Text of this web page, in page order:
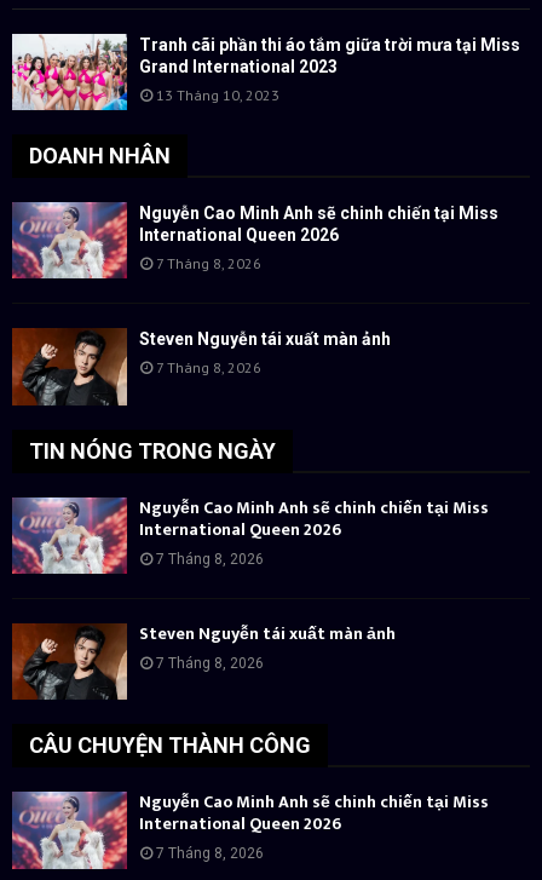
Tranh cãi phần thi áo tắm giữa trời mưa tại Miss
Grand International 2023
13 Tháng 10, 2023
DOANH NHÂN
Nguyễn Cao Minh Anh sẽ chinh chiến tại Miss
International Queen 2026
7 Tháng 8, 2026
Steven Nguyễn tái xuất màn ảnh
7 Tháng 8, 2026
TIN NÓNG TRONG NGÀY
Nguyễn Cao Minh Anh sẽ chinh chiến tại Miss
International Queen 2026
7 Tháng 8, 2026
Steven Nguyễn tái xuất màn ảnh
7 Tháng 8, 2026
CÂU CHUYỆN THÀNH CÔNG
Nguyễn Cao Minh Anh sẽ chinh chiến tại Miss
International Queen 2026
7 Tháng 8, 2026